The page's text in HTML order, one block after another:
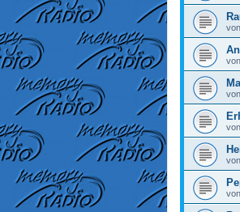
von
von
von
von
von
von